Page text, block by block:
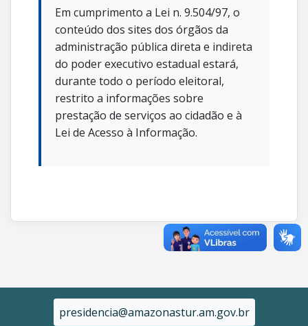
Em cumprimento a Lei n. 9.504/97, o
conteúdo dos sites dos órgãos da
administração pública direta e indireta
do poder executivo estadual estará,
durante todo o período eleitoral,
restrito a informações sobre
prestação de serviços ao cidadão e à
Lei de Acesso à Informação.
presidencia@amazonastur.am.gov.br